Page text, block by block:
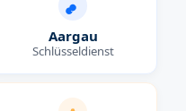
Aargau
Schlüsseldienst